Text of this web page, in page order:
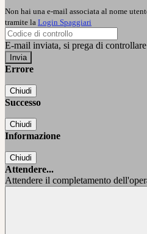
Non hai una e-mail associata al nome
tramite la Login Spaggiari
E-mail inviata, si prega di
Errore
Chiudi
Successo
Chiudi
Informazione
Chiudi
Attendere...
Attendere il completamento